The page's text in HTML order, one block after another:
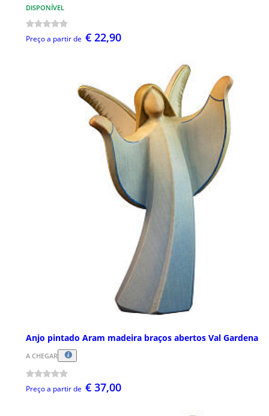
DISPONÍVEL
Preço a partir de € 22,90
Anjo pintado Aram madeira braços abertos Val Gardena
A CHEGAR
Preço a partir de € 37,00